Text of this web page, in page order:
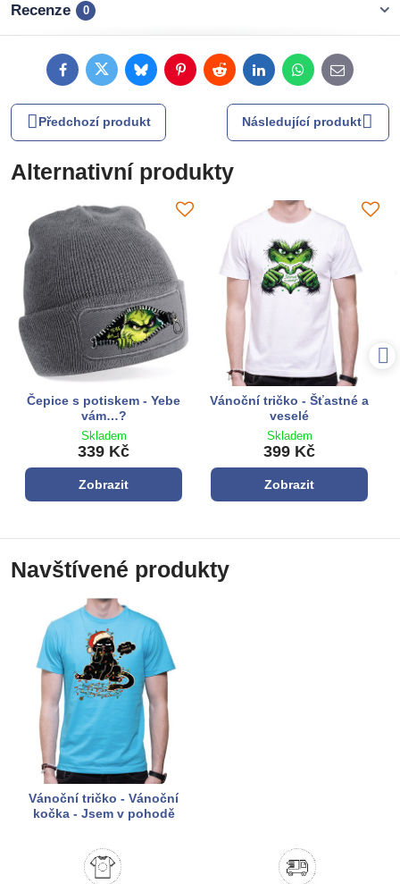
Recenze 0
FacebookTwitterBlueskyPinterestRedditLinkedInWhatsApp
E-
mail
Předchozí produkt Následující produkt
Alternativní produkty
Čepice s potiskem - Yebe
vám…?
Skladem
339 Kč
Zobrazit
Vánoční tričko - Šťastné a
veselé
Skladem
399 Kč
Zobrazit
Navštívené produkty
Vánoční tričko - Vánoční
kočka - Jsem v pohodě